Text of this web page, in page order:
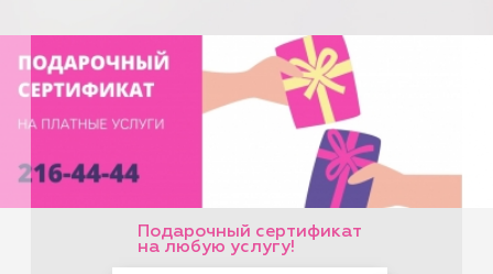
Подарочный сертификат
на любую услугу!